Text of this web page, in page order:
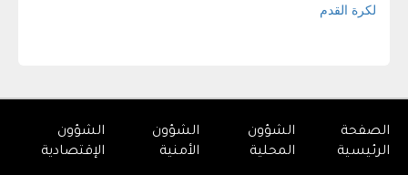
الصفحة
الرئيسية
الشؤون
المحلية
الشؤون
الأمنية
الشؤون
الإقتصادية